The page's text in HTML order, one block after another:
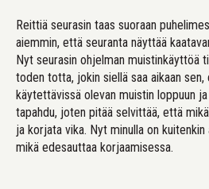
Reittiä seurasin taas suoraan
aiemmin, että seuranta näyttää
Nyt seurasin ohjelman muistinkäyttöä
toden totta, jokin siellä saa aikaan
käytettävissä olevan muistin loppuun
tapahdu, joten pitää selvittää, että
ja korjata vika. Nyt minulla on
mikä edesauttaa korjaamisessa.